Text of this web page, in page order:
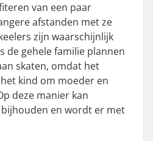
van een paar
afstanden met ze
zijn waarschijnlijk
de gehele familie plannen
skaten, omdat het
kind om moeder en
deze manier kan
en wordt er met